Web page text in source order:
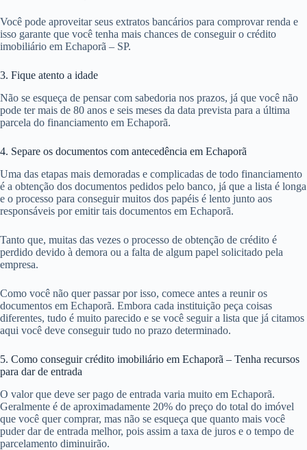
Você pode aproveitar seus extratos bancários para comprovar renda e
isso garante que você tenha mais chances de conseguir o crédito
imobiliário em Echaporã – SP.
3. Fique atento a idade
Não se esqueça de pensar com sabedoria nos prazos, já que você não
pode ter mais de 80 anos e seis meses da data prevista para a última
parcela do financiamento em Echaporã.
4. Separe os documentos com antecedência em Echaporã
Uma das etapas mais demoradas e complicadas de todo financiamento
é a obtenção dos documentos pedidos pelo banco, já que a lista é longa
e o processo para conseguir muitos dos papéis é lento junto aos
responsáveis por emitir tais documentos em Echaporã.
Tanto que, muitas das vezes o processo de obtenção de crédito é
perdido devido à demora ou a falta de algum papel solicitado pela
empresa.
Como você não quer passar por isso, comece antes a reunir os
documentos em Echaporã. Embora cada instituição peça coisas
diferentes, tudo é muito parecido e se você seguir a lista que já citamos
aqui você deve conseguir tudo no prazo determinado.
5. Como conseguir crédito imobiliário em Echaporã – Tenha recursos
para dar de entrada
O valor que deve ser pago de entrada varia muito em Echaporã.
Geralmente é de aproximadamente 20% do preço do total do imóvel
que você quer comprar, mas não se esqueça que quanto mais você
puder dar de entrada melhor, pois assim a taxa de juros e o tempo de
parcelamento diminuirão.